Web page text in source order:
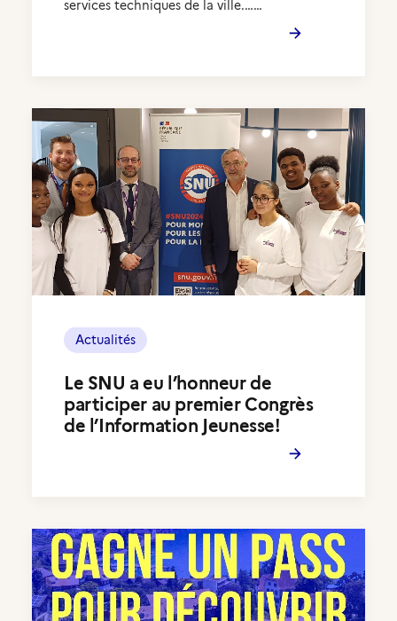
services techniques de la ville.……
Actualités
Le SNU a eu l’honneur de
participer au premier Congrès
de l’Information Jeunesse!